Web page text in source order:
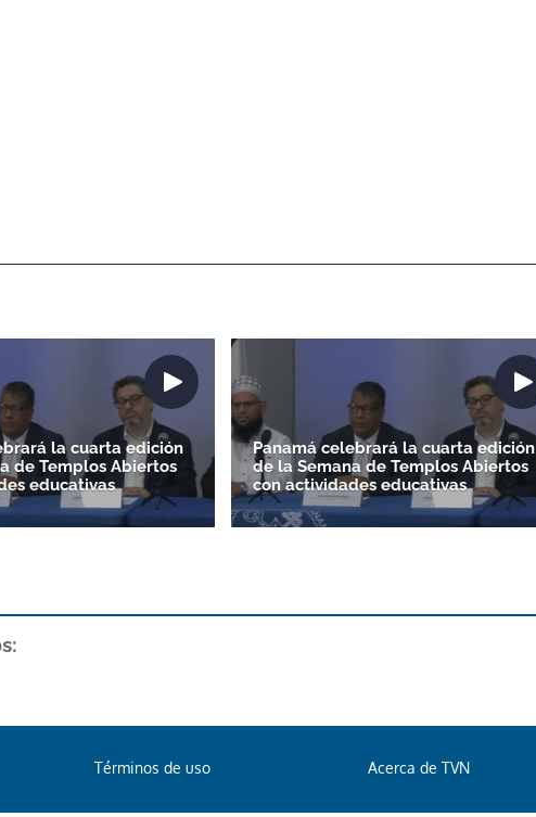
la cuarta edición
de Templos Abiertos
educativas
Panamá celebrará la cuarta edición
de la Semana de Templos Abiertos
con actividades educativas
Términos de uso Acerca de TVN